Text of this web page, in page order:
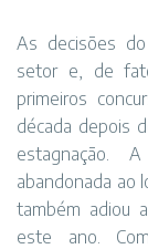
As decisões
setor e, de
primeiros
década depois
estagnação.
abandonada ao
também adiou
este ano.